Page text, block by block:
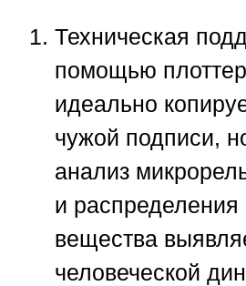
Техническая
помощью
идеально
чужой подписи,
анализ
и распределения
вещества
человеческой